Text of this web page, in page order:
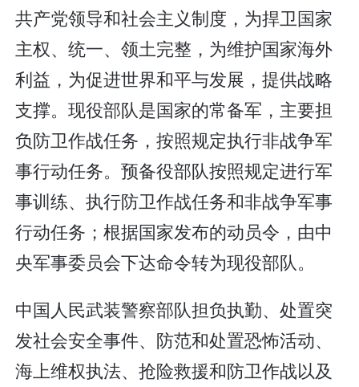
共产党领导和社会主义制度，为捍卫国家
主权、统一、领土完整，为维护国家海外
利益，为促进世界和平与发展，提供战略
支撑。现役部队是国家的常备军，主要担
负防卫作战任务，按照规定执行非战争军
事行动任务。预备役部队按照规定进行军
事训练、执行防卫作战任务和非战争军事
行动任务；根据国家发布的动员令，由中
央军事委员会下达命令转为现役部队。
中国人民武装警察部队担负执勤、处置突
发社会安全事件、防范和处置恐怖活动、
海上维权执法、抢险救援和防卫作战以及